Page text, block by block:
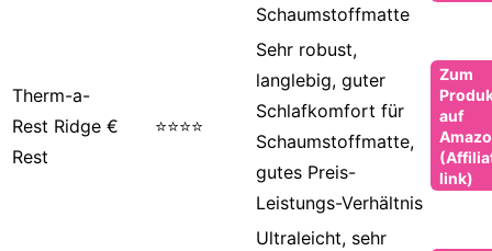
Schaumstoffmatte
Therm-a-
Rest Ridge
Rest
€ ⭐⭐⭐⭐
Sehr robust,
langlebig, guter
Schlafkomfort für
Schaumstoffmatte,
gutes Preis-
Leistungs-Verhältnis
Zum
auf
link)
Ultraleicht, sehr